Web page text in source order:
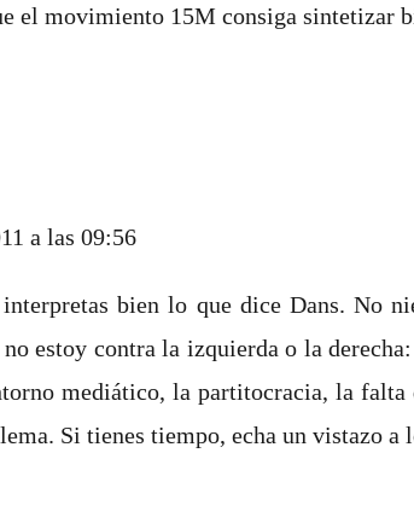
el movimiento 15M consiga sintetizar
a las 09:56
bien lo que dice Dans. No
estoy contra la izquierda o la
mediático, la partitocracia, la
Si tienes tiempo, echa un vistazo a